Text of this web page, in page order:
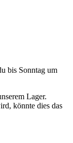
bis Sonntag um
Lager.
könnte dies das